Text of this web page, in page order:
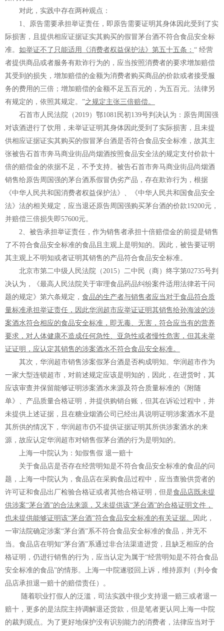
对此，实践中存在两种观点：
1、原告需要承担举证责任，即原告需要证明其身体因此受到了实
际损害，且提供相应证据证实其购买的假冒茅台酒不符合食品安全标
准。 如举证不了只能适用《消费者权益保护法》第五十五条： “ 经营
者提供商品或者服务有欺诈行为的，应当按照消费者的要求增加赔偿
其受到的损失，增加赔偿的金额为消费者购买商品的价款或者接受服
务的费用的三倍；增加赔偿的金额不足五百元的，为五百元。法律另
有规定的，依照其规定。”之规定主张三倍赔偿。
石首市人民法院（2019）鄂1081民初139号判决认为： 原告周国强
对该酒进行了饮用，未举证证明其身体因此受到了实际损害，且未提
供相应证据证实其购买的假冒茅台酒是否符合食品安全标准，故其主
张被告石首市奔马商业街品尚烟酒按照食品安全法的规定支付价款十
倍的赔偿金的依据不足，不予支持。被告石首市奔马商业街品尚烟酒
销售给原告周国强的茅台酒系假冒伪劣产品，存在欺诈行为，根据
《中华人民共和国消费者权益保护法》、《中华人民共和国食品安全
法》法的相关规定，应当退还原告周国强购买茅台酒的价款19200元，
并赔偿三倍损失即57600元。
2、被告承担举证责任， 作为销售者承担十倍赔偿金的前提是销售
了不符合食品安全标准的食品且主观上是明知的。因此，被告要证明
其主观上不明知或者证明其销售的产品符合食品安全标准。
北京市第二中级人民法院（2015）二中民（商）终字第02735号判
决认为，《最高人民法院关于审理食品药品纠纷案件适用法律若干问
题的规定》第六条规定， 食品的生产者与销售者应当对于食品符合质
量标准承担举证责任，因此华润超市应举证证明其销售给孙海波的涉
案酒水符合相应的食品安全标准，即无毒、无害，符合应当有的营养
要求，对人体健康不造成任何急性、亚急性或者慢性危害，但其未举
证证明，应认定其销售的涉案酒水不符合食品安全标准。
其次，华润超市销售涉案假茅台酒是否构成明知。华润超市作为
一家大型连锁超市，对前述规定应该是明知的，因此，在进货时，其
应该审查并保留能够证明涉案酒水来源及符合质量标准的《附随
单》、产品质量合格证明，并提供购销台账，但其在诉讼过程中，并
未提供上述证据，且在糖业烟酒公司已经出具说明证明涉案酒水不是
其所供的情况下，华润超市仍不提供证据证明其所供涉案酒水的来
源，故应认定华润超市对销售假茅台酒的行为是明知的。
上海一中院认为 ：知假售假 退一赔十
关于食品店是否存在经营明知是不符合食品安全标准的食品的问
题，上海一中院认为，食品店在采购食品过程中，应当查验供货者的
许可证和食品出厂检验合格证或者其他合格证明，但是食品店既未提
供涉案“茅台酒”的合法来源，又未提供该“茅台酒”的合格证明文件，
也未提供能够证明该“茅台酒”符合食品安全标准的有关证据。
因此，
一审法院确定涉案“茅台酒”系不符合食品安全标准的食品，并无不
当。食品店在明知“茅台酒”系通过非合法渠道进货，且缺乏相应的合
格证明，仍进行销售的行为，应当认定为属于“经营明知是不符合食品
安全标准的食品”的情形。上海一中院遂驳回上诉，维持原判（判令食
品店承担退一赔十的赔偿责任）。
随着职业打假人的泛滥，司法实践中很少支持退一赔三或者退一
赔十，更多的是法院主持调解退还货款，但是笔者更认同上海一中院
的裁判观点。为了更好地保护没有识别能力的消费者，法律应当对于